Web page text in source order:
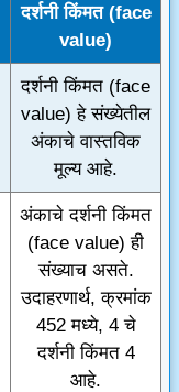
दर्शनी किंमत (face
value)
दर्शनी किंमत (face
value) हे संख्येतील
अंकाचे वास्तविक
मूल्य आहे.
अंकाचे दर्शनी किंमत
(face value) ही
संख्याच असते.
उदाहरणार्थ, क्रमांक
452 मध्ये, 4 चे
दर्शनी किंमत 4
आहे.